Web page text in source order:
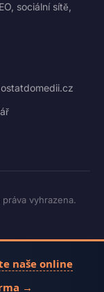
sociální sítě,
vyhrazena.
naše online
→